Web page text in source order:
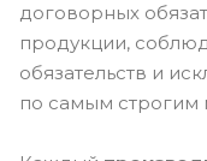
договорных
продукции,
обязательств и
по самым